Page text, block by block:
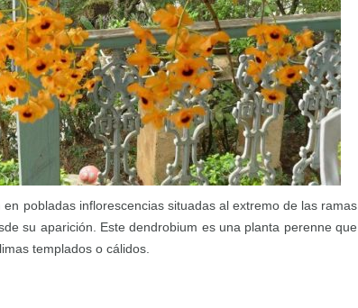
pobladas inflorescencias situadas al extremo de las ramas
su aparición. Este dendrobium es una planta perenne que
templados o cálidos.